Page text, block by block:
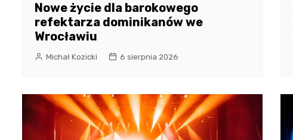
Nowe życie dla barokowego
refektarza dominikanów we
Wrocławiu
Michał Kozicki 6 sierpnia 2026